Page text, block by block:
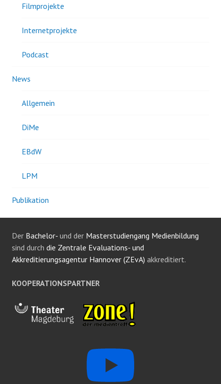
Filmprojekte
Internetprojekte
Podcast
News
Allgemein
DiMe
EBdW
LPM
Publikation
Der Bachelor- und der Masterstudiengang Medienbildung
sind durch die Zentrale Evaluations- und
Akkreditierungsagentur Hannover (ZEvA) akkreditiert.
KOOPERATIONSPARTNER